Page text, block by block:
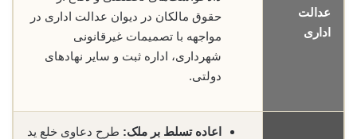
عدالت
اداری
حقوق مالکان در دیوان عدالت اداری در
مواجهه با تصمیمات غیرقانونی
شهرداری، اداره ثبت و سایر نهادهای
دولتی.
اعاده تسلط بر ملک: طرح دعاوی خلع ید